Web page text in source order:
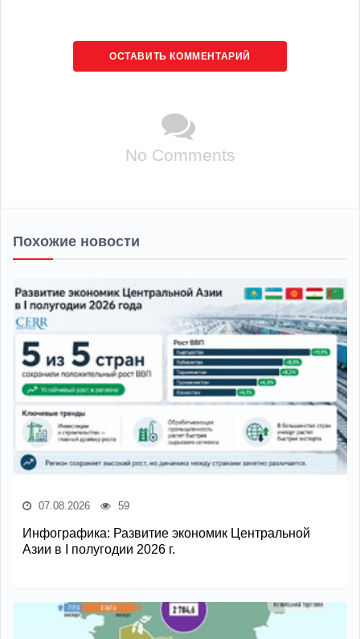
ОСТАВИТЬ КОММЕНТАРИЙ
No Comments
Похожие новости
07.08.2026 59
Инфографика: Развитие экономик Центральной
Азии в I полугодии 2026 г.